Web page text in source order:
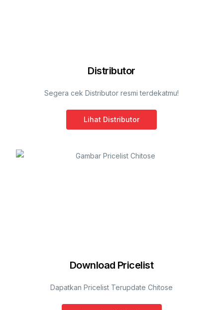
Distributor
Segera cek Distributor resmi terdekatmu!
Lihat Distributor
Download Pricelist
Dapatkan Pricelist Terupdate Chitose